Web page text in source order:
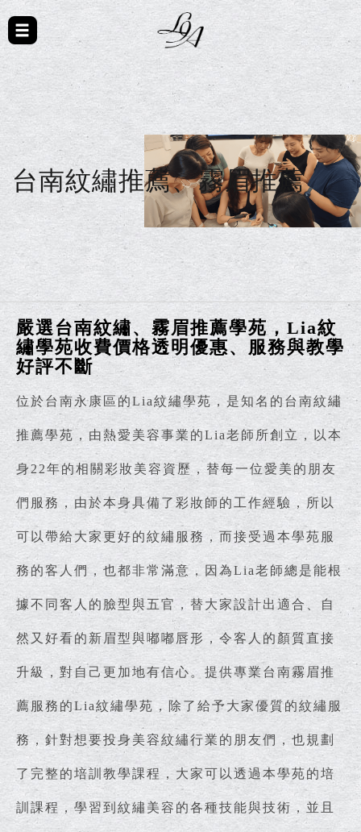
台南紋繡推薦、霧眉推薦
嚴選台南紋繡、霧眉推薦學苑，Lia紋
繡學苑收費價格透明優惠、服務與教學
好評不斷
位於台南永康區的Lia紋繡學苑，是知名的台南紋繡
推薦學苑，由熱愛美容事業的Lia老師所創立，以本
身22年的相關彩妝美容資歷，替每一位愛美的朋友
們服務，由於本身具備了彩妝師的工作經驗，所以
可以帶給大家更好的紋繡服務，而接受過本學苑服
務的客人們，也都非常滿意，因為Lia老師總是能根
據不同客人的臉型與五官，替大家設計出適合、自
然又好看的新眉型與嘟嘟唇形，令客人的顏質直接
升級，對自己更加地有信心。提供專業台南霧眉推
薦服務的Lia紋繡學苑，除了給予大家優質的紋繡服
務，針對想要投身美容紋繡行業的朋友們，也規劃
了完整的培訓教學課程，大家可以透過本學苑的培
訓課程，學習到紋繡美容的各種技能與技術，並且